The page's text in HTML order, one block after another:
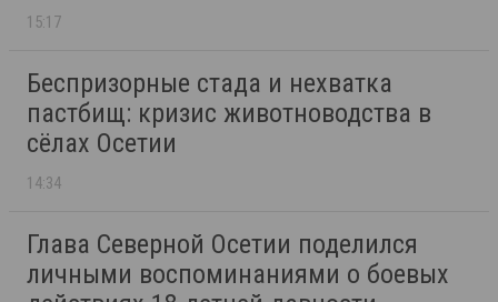
15:17
Беспризорные стада и нехватка
пастбищ: кризис животноводства в
сёлах Осетии
14:34
Глава Северной Осетии поделился
личными воспоминаниями о боевых